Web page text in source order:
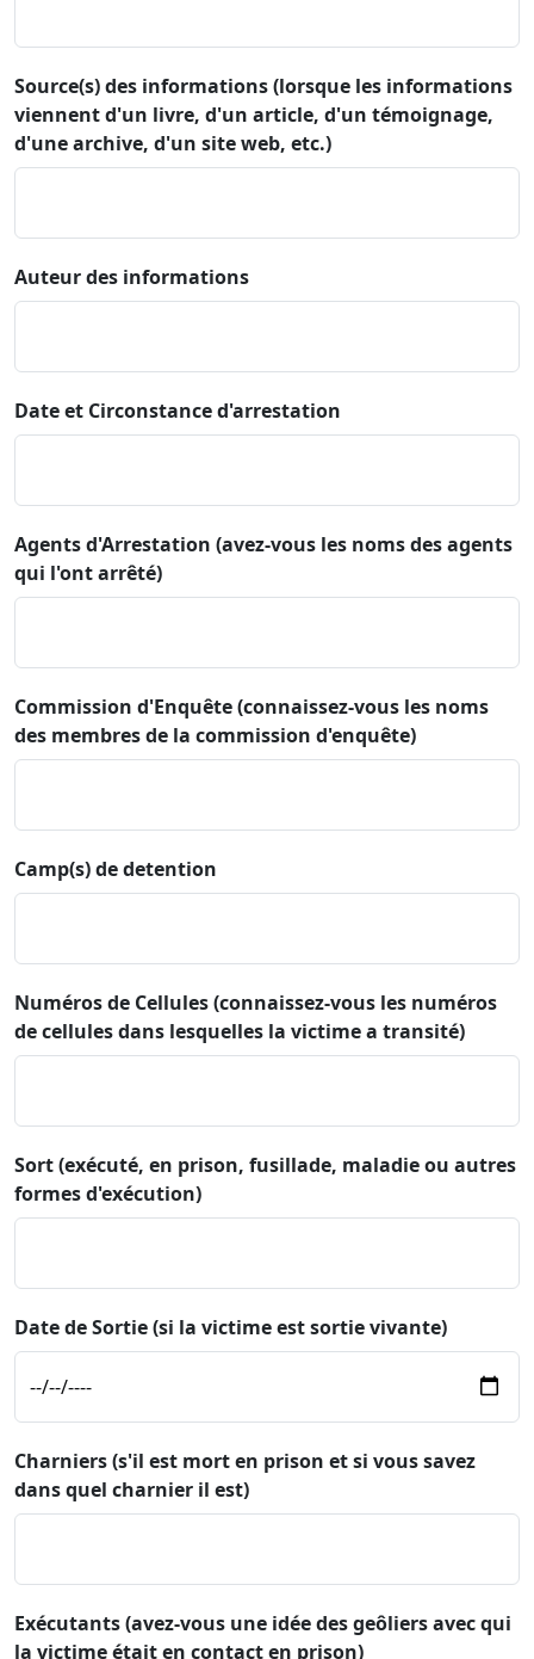
Source(s) des informations (lorsque les informations
viennent d'un livre, d'un article, d'un témoignage,
d'une archive, d'un site web, etc.)
Auteur des informations
Date et Circonstance d'arrestation
Agents d'Arrestation (avez-vous les noms des agents
qui l'ont arrêté)
Commission d'Enquête (connaissez-vous les noms
des membres de la commission d'enquête)
Camp(s) de detention
Numéros de Cellules (connaissez-vous les numéros
de cellules dans lesquelles la victime a transité)
Sort (exécuté, en prison, fusillade, maladie ou autres
formes d'exécution)
Date de Sortie (si la victime est sortie vivante)
Charniers (s'il est mort en prison et si vous savez
dans quel charnier il est)
Exécutants (avez-vous une idée des geôliers avec qui
la victime était en contact en prison)